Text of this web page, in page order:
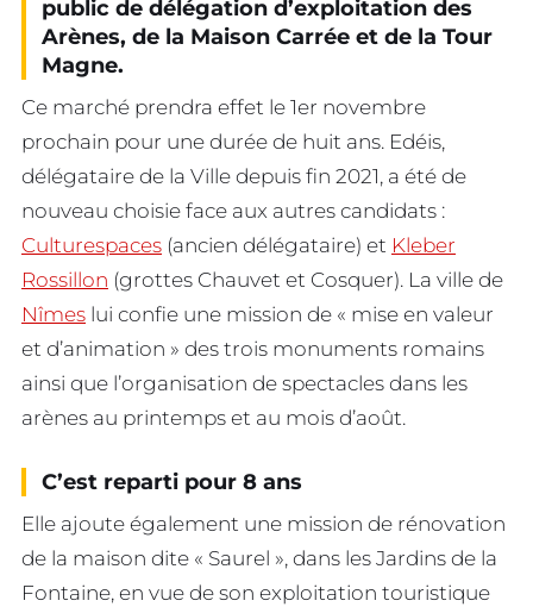
public de délégation d’exploitation des
Arènes, de la Maison Carrée et de la Tour
Magne.
Ce marché prendra effet le 1er novembre
prochain pour une durée de huit ans. Edéis,
délégataire de la Ville depuis fin 2021, a été de
nouveau choisie face aux autres candidats :
Culturespaces (ancien délégataire) et Kleber
Rossillon (grottes Chauvet et Cosquer). La ville de
Nîmes lui confie une mission de « mise en valeur
et d’animation » des trois monuments romains
ainsi que l’organisation de spectacles dans les
arènes au printemps et au mois d’août.
C’est reparti pour 8 ans
Elle ajoute également une mission de rénovation
de la maison dite « Saurel », dans les Jardins de la
Fontaine, en vue de son exploitation touristique